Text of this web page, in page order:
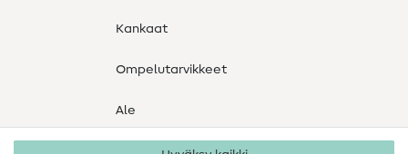
Kankaat
Ompelutarvikkeet
Ale